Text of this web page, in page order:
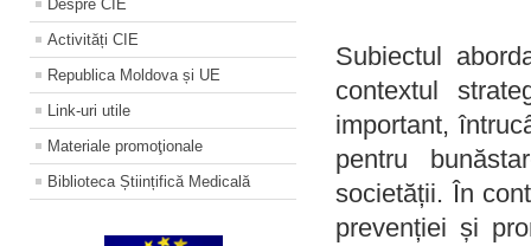
Despre CIE
Activități CIE
Republica Moldova și UE
Link-uri utile
Materiale promoţionale
Biblioteca Științifică Medicală
Subiectul
contextul
important,
pentru
societății. În
prevenției și